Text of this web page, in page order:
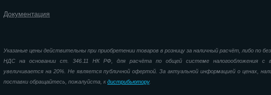
Документация
Указаные цены действительны при приобретении товаров в розницу за наличный расчёт, либо по
НДС на основании ст. 346.11 НК РФ, для расчёта по общей системе налогообложения с
увеличивается на 20%. Не является публичной офертой. За актуальной информацией о ценах,
поставки обращайтесь, пожалуйста, к дистрибьютору.